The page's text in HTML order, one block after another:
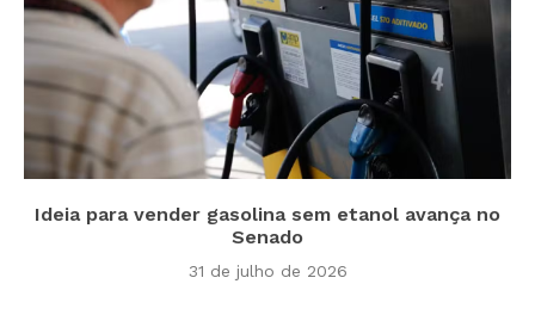
Ideia para vender gasolina sem etanol avança no
Senado
31 de julho de 2026